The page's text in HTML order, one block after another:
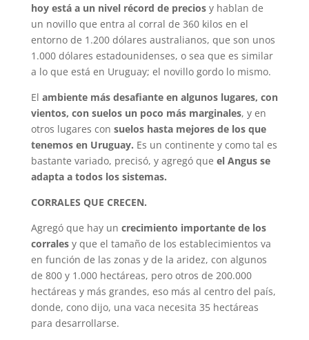
hoy está a un nivel récord de preciosy hablan de
un novillo que entra al corral de 360 kilos en el
entorno de 1.200 dólares australianos, que son unos
1.000 dólares estadounidenses, o sea que es similar
a lo que está en Uruguay; el novillo gordo lo mismo.
El ambiente más desafiante en algunos lugares, con
vientos, con suelos un poco más marginales, y en
otros lugares con suelos hasta mejores de los que
tenemos en Uruguay. Es un continente y como tal es
bastante variado, precisó, y agregó que el Angus se
adapta a todos los sistemas.
CORRALES QUE CRECEN.
Agregó que hay un crecimiento importante de los
corralesy que el tamaño de los establecimientos va
en función de las zonas y de la aridez, con algunos
de 800 y 1.000 hectáreas, pero otros de 200.000
hectáreas y más grandes, eso más al centro del país,
donde, cono dijo, una vaca necesita 35 hectáreas
para desarrollarse.